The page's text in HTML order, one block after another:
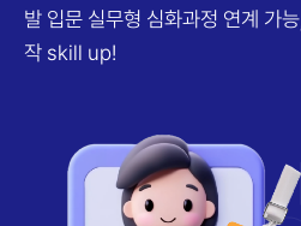
발 입문 실무형 심화과정 연계 가
작 skill up!